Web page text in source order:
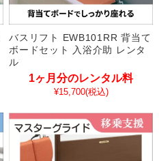
バスリフト EWB101RR 背当て
ボードセット 入浴介助 レンタ
ル
1ヶ月分のレンタル料
¥15,700(税込)